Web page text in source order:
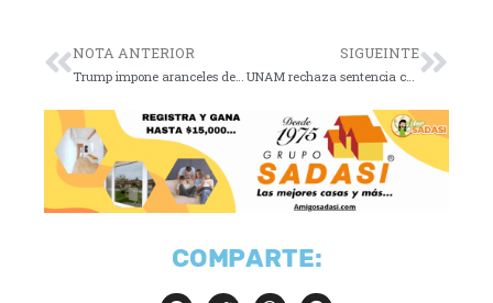
NOTA ANTERIOR SIGUEINTE
UNAM rechaza sentencia contra Graue y exdirector
COMPARTE: